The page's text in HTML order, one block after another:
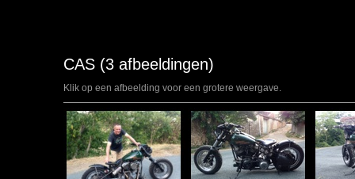
CAS (3 afbeeldingen)
Klik op een afbeelding voor een grotere weergave.